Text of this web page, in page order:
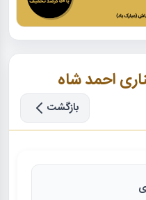
احمد شاه
بازگشت